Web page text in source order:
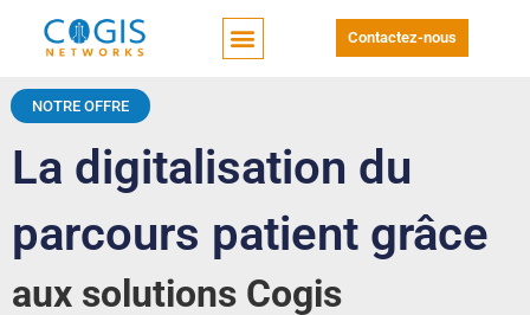
Contactez-nous
NOTRE OFFRE
La digitalisation du
parcours patient grâce
aux solutions Cogis